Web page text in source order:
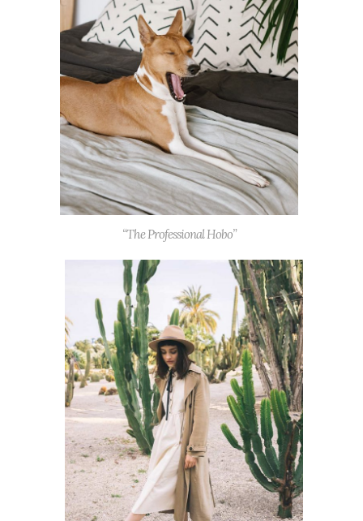
“The Professional Hobo”